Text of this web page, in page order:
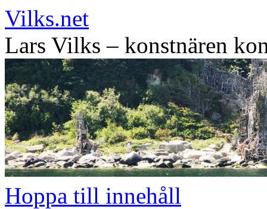
Vilks.net
Lars Vilks – konstnären
Hoppa till innehåll